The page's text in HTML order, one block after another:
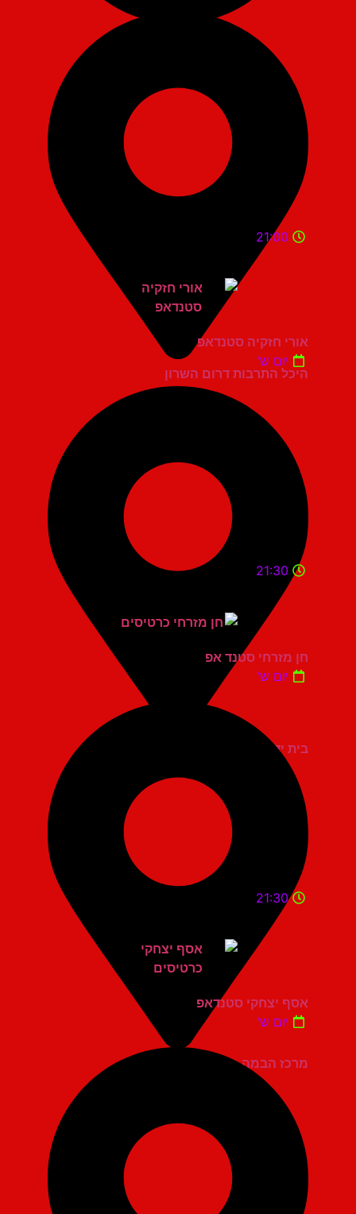
היכל התרבות דרום השרון
21:00
אורי חזקיה סטנדאפ
יום ש'
בית יד לבנים אשדוד
21:30
חן מזרחי סטנד אפ
יום ש'
מרכז הבמה גני תקווה
21:30
אסף יצחקי סטנדאפ
יום ש'